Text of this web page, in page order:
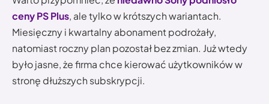
ceny PS Plus, ale tylko w krótszych wariantach.
Miesięczny i kwartalny abonament podrożały,
natomiast roczny plan pozostał bez zmian. Już wtedy
było jasne, że firma chce kierować użytkowników w
stronę dłuższych subskrypcji.